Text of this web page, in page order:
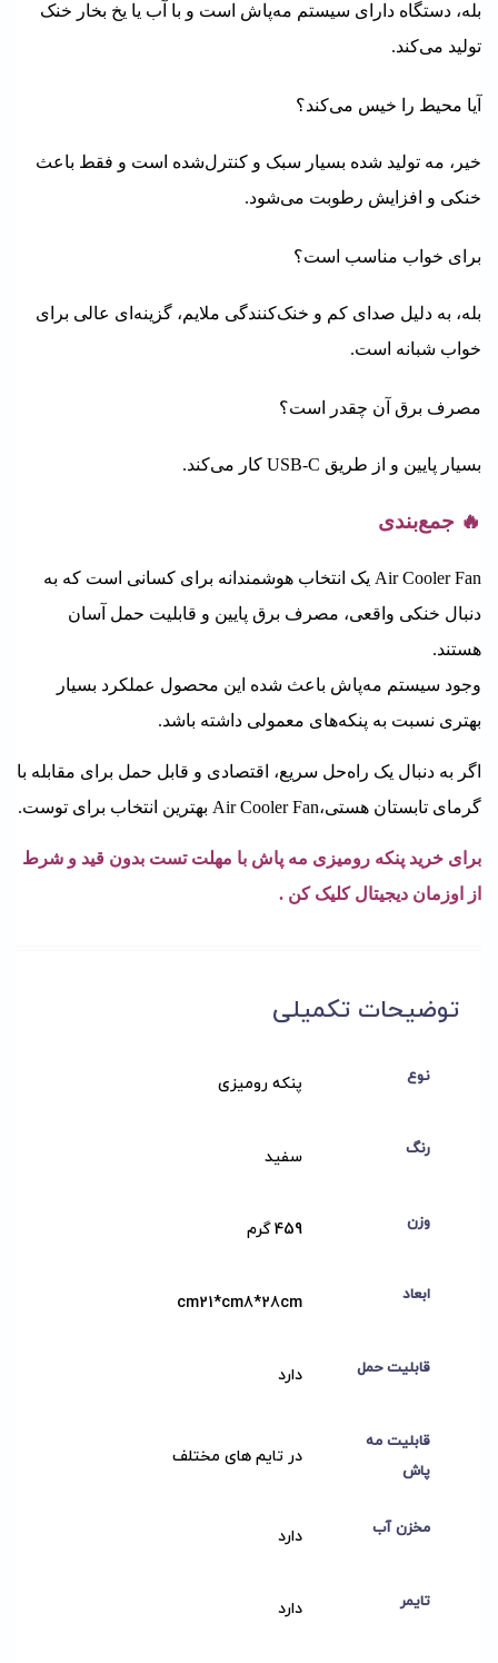
بله، دستگاه دارای سیستم مه‌پاش است و با آب یا یخ بخار خنک
تولید می‌کند.
آیا محیط را خیس می‌کند؟
خیر، مه تولید شده بسیار سبک و کنترل‌شده است و فقط باعث
خنکی و افزایش رطوبت می‌شود.
برای خواب مناسب است؟
بله، به دلیل صدای کم و خنک‌کنندگی ملایم، گزینه‌ای عالی برای
خواب شبانه است.
مصرف برق آن چقدر است؟
بسیار پایین و از طریق USB-C کار می‌کند.
🔥 جمع‌بندی
Air Cooler Fan یک انتخاب هوشمندانه برای کسانی است که به
دنبال خنکی واقعی، مصرف برق پایین و قابلیت حمل آسان
هستند.
وجود سیستم مه‌پاش باعث شده این محصول عملکرد بسیار
بهتری نسبت به پنکه‌های معمولی داشته باشد.
اگر به دنبال یک راه‌حل سریع، اقتصادی و قابل حمل برای مقابله با
گرمای تابستان هستی،Air Cooler Fan بهترین انتخاب برای توست.
برای خرید پنکه رومیزی مه پاش با مهلت تست بدون قید و شرط
از اوزمان دیجیتالکلیک کن .
توضیحات تکمیلی
نوع پنکه رومیزی
رنگ سفید
وزن 459 گرم
ابعاد cm21*cm8*28cm
قابلیت حمل دارد
قابلیت مه
پاش
در تایم های مختلف
مخزن آب دارد
تایمر دارد